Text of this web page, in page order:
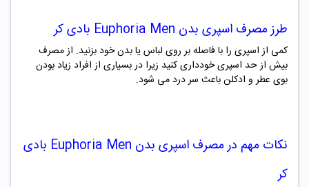
طرز مصرف اسپری بدن Euphoria Men بادی کر
کمی از اسپری را با فاصله بر روی لباس یا بدن خود بزنید. از مصرف
بیش از حد اسپری خودداری کنید زیرا در بسیاری از افراد زیاد بودن
بوی عطر و ادکلن باعث سر درد می شود.
نکات مهم در مصرف اسپری بدن Euphoria Men بادی
کر